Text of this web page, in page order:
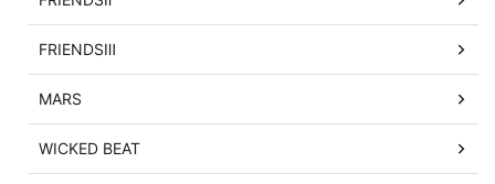
FRIENDSⅢ
MARS
WICKED BEAT